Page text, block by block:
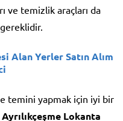
ve temizlik araçları da
Alan YerlerSatın Alım
temini yapmak için iyi bir
Ayrılıkçeşme Lokanta